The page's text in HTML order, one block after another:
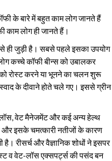
के बारे में बहुत काम लोग जानते हैं
लोग ही जानते हैं।
ही जुड़ी है। सबसे पहले इसका उपयोग
कच्चे कॉफी बीन्स को उबालकर
रोस्ट करने या भूनने का चलन शुरू
के दीवाने होते चले गए। इससे ग्रीन
लॉस, वेट मैनेजमेंट और कई अन्य हेल्थ
इसके चमत्कारी नतीजों के कारण
रीसर्च और वैज्ञानिक शोधों ने इसपर
व वेट-लॉस एक्सपर्ट्स की पसंद बन